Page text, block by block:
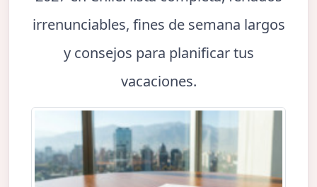
irrenunciables, fines de semana largos
y consejos para planificar tus
vacaciones.